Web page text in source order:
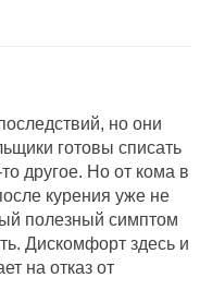
но они
готовы списать
другое. Но от кома в
курения уже не
полезный симптом
Дискомфорт здесь и
на отказ от